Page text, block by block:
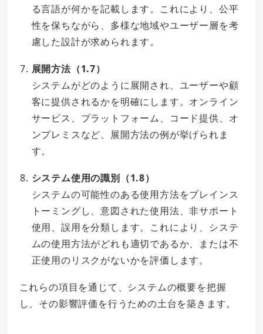
る言語が何かを記載します。これにより、公平
性を保ちながら、多様な地域やユーザー層を考
慮した設計が求められます。
展開方法（1.7）
システムがどのように展開され、ユーザーや顧
客に提供されるかを明確にします。オンライン
サービス、プラットフォーム、コード提供、オ
ンプレミスなど、展開方法の例が挙げられま
す。
システム使用の識別（1.8）
システムの可能性のある使用方法をブレインス
トーミングし、意図された使用法、非サポート
使用、誤用を分類します。これにより、システ
ムの使用方法がどれも適切であるか、または不
正使用のリスクがないかを評価します。
これらの項目を通じて、システムの概要を把握
し、その影響評価を行うための土台を築きます。